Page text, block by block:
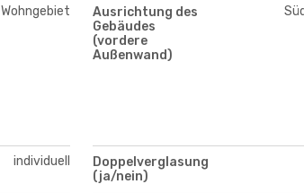
Wohngebiet
Ausrichtung des
Gebäudes
(vordere
Außenwand)
individuell
Doppelverglasung
(ja/nein)